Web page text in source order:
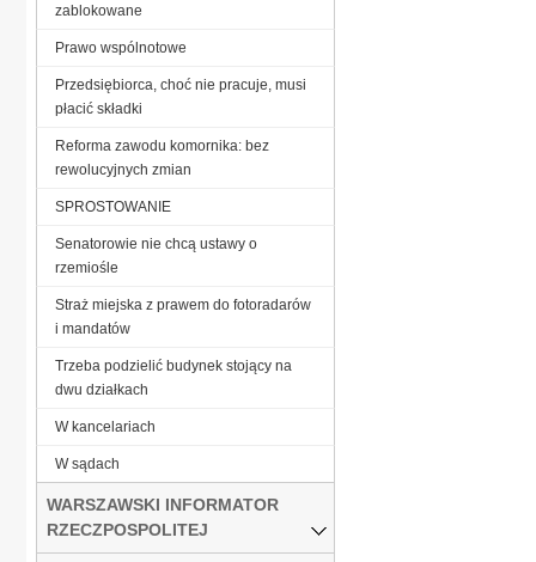
zablokowane
Prawo wspólnotowe
Przedsiębiorca, choć nie pracuje, musi
płacić składki
Reforma zawodu komornika: bez
rewolucyjnych zmian
SPROSTOWANIE
Senatorowie nie chcą ustawy o
rzemiośle
Straż miejska z prawem do fotoradarów
i mandatów
Trzeba podzielić budynek stojący na
dwu działkach
W kancelariach
W sądach
WARSZAWSKI INFORMATOR
RZECZPOSPOLITEJ